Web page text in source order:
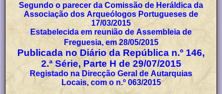
Segundo o parecer da Comissão de Heráldica da
Associação dos Arqueólogos Portugueses de
17/03/2015
Estabelecida em reunião de Assembleia de
Freguesia, em 28/05/2015
Publicada no Diário da República n.º 146,
2.ª Série, Parte H de 29/07/2015
Registado na Direcção Geral de Autarquias
Locais, com o n.º 063/2015